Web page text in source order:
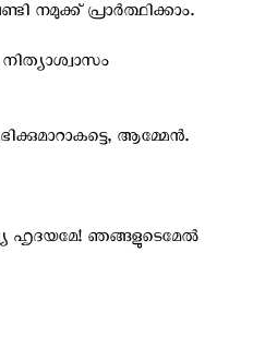
നമുക്ക് പ്രാര്‍ത്ഥിക്കാം.
ആമ്മേന്‍.
ഹൃദയമേ! ഞങ്ങളുടെമേല്‍